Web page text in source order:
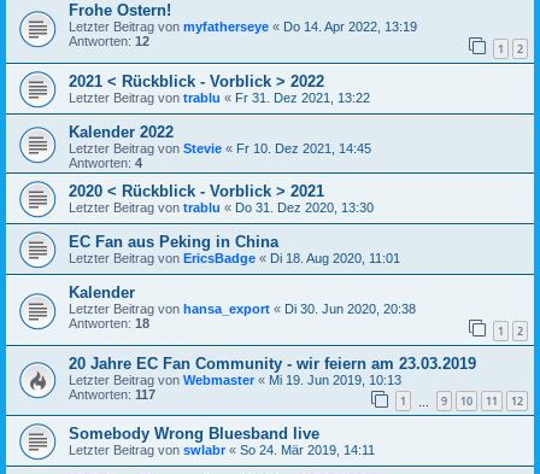
Frohe Ostern!
Letzter Beitrag von myfatherseye « Do 14. Apr 2022, 13:19
Antworten: 12 1 2
2021 < Rückblick - Vorblick > 2022
Letzter Beitrag von trablu « Fr 31. Dez 2021, 13:22
Kalender 2022
Letzter Beitrag von Stevie « Fr 10. Dez 2021, 14:45
Antworten: 4
2020 < Rückblick - Vorblick > 2021
Letzter Beitrag von trablu « Do 31. Dez 2020, 13:30
EC Fan aus Peking in China
Letzter Beitrag von EricsBadge « Di 18. Aug 2020, 11:01
Kalender
Letzter Beitrag von hansa_export « Di 30. Jun 2020, 20:38
Antworten: 18 1 2
20 Jahre EC Fan Community - wir feiern am 23.03.2019
Letzter Beitrag von Webmaster « Mi 19. Jun 2019, 10:13
Antworten: 117 1 9 10 11 12
Somebody Wrong Bluesband live
Letzter Beitrag von swlabr« So 24. Mär 2019, 14:11